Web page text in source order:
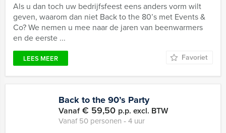
Als u dan toch uw bedrijfsfeest eens anders vorm wilt
geven, waarom dan niet Back to the 80’s met Events &
Co? We nemen u mee naar de jaren van beenwarmers
en de eerste ...
LEES MEER Favoriet
Back to the 90’s Party
Vanaf€ 59,50 p.p. excl. BTW
Vanaf 50 personen ‐ 4 uur